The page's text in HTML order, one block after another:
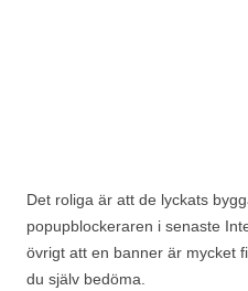
Det roliga är att de lyckats
popupblockeraren i senaste
övrigt att en banner är mycket
du själv bedöma.